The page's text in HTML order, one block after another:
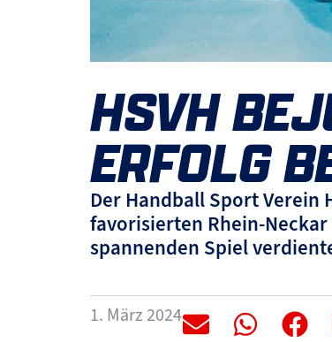
HSVH
ERFOLG
Der Handball Sport Verein
favorisierten Rhein-
spannenden Spiel
1. März 2024